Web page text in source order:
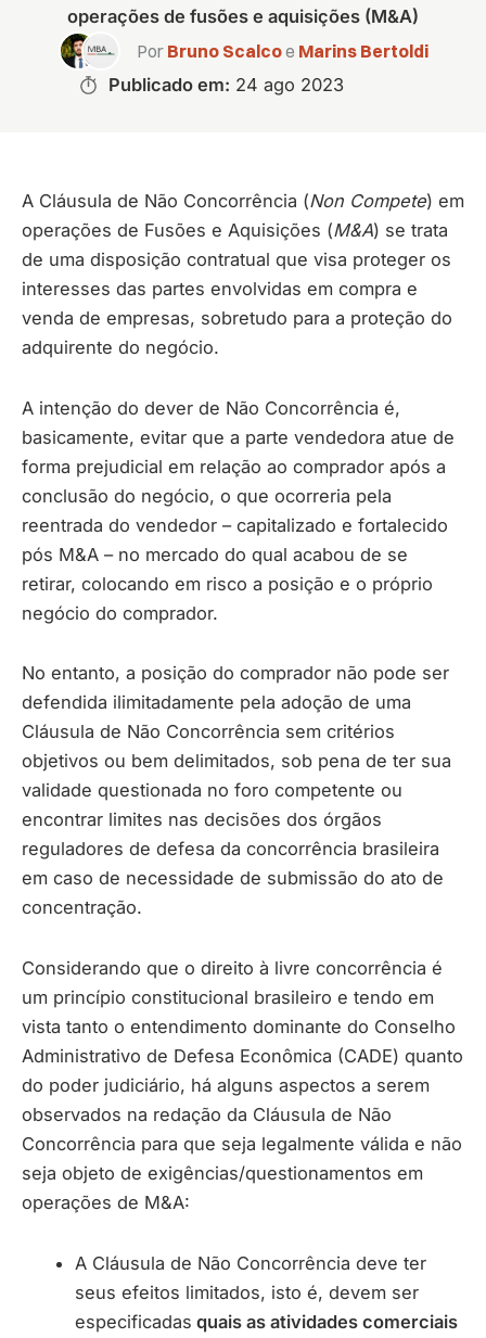
operações de fusões e aquisições (M&A)
Por Bruno Scalcoe Marins Bertoldi
Publicado em: 24 ago 2023
A Cláusula de Não Concorrência (Non Compete) em
operações de Fusões e Aquisições (M&A) se trata
de uma disposição contratual que visa proteger os
interesses das partes envolvidas em compra e
venda de empresas, sobretudo para a proteção do
adquirente do negócio.
A intenção do dever de Não Concorrência é,
basicamente, evitar que a parte vendedora atue de
forma prejudicial em relação ao comprador após a
conclusão do negócio, o que ocorreria pela
reentrada do vendedor – capitalizado e fortalecido
pós M&A – no mercado do qual acabou de se
retirar, colocando em risco a posição e o próprio
negócio do comprador.
No entanto, a posição do comprador não pode ser
defendida ilimitadamente pela adoção de uma
Cláusula de Não Concorrência sem critérios
objetivos ou bem delimitados, sob pena de ter sua
validade questionada no foro competente ou
encontrar limites nas decisões dos órgãos
reguladores de defesa da concorrência brasileira
em caso de necessidade de submissão do ato de
concentração.
Considerando que o direito à livre concorrência é
um princípio constitucional brasileiro e tendo em
vista tanto o entendimento dominante do Conselho
Administrativo de Defesa Econômica (CADE) quanto
do poder judiciário, há alguns aspectos a serem
observados na redação da Cláusula de Não
Concorrência para que seja legalmente válida e não
seja objeto de exigências/questionamentos em
operações de M&A:
A Cláusula de Não Concorrência deve ter
seus efeitos limitados, isto é, devem ser
especificadas quais as atividades comerciais